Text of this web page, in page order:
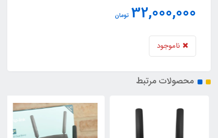
32,000,000 تومان
ناموجود
محصولات مرتبط